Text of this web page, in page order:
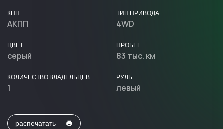
КПП
АКПП
ТИП ПРИВОДА
4WD
ЦВЕТ
серый
ПРОБЕГ
83 тыс. км
КОЛИЧЕСТВО ВЛАДЕЛЬЦЕВ
1
РУЛЬ
левый
распечатать